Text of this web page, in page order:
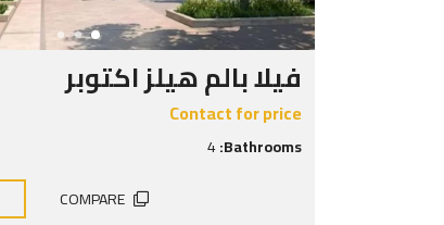
فيلا بالم هيلز اكتوبر
Contact for price
Bathrooms:
4